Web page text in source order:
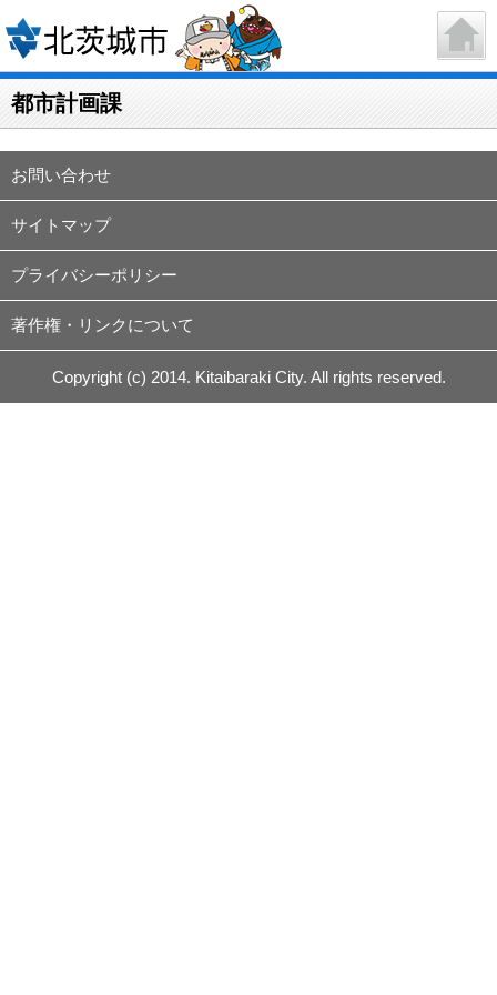
都市計画課
お問い合わせ
サイトマップ
プライバシーポリシー
著作権・リンクについて
Copyright (c) 2014. Kitaibaraki City. All rights reserved.